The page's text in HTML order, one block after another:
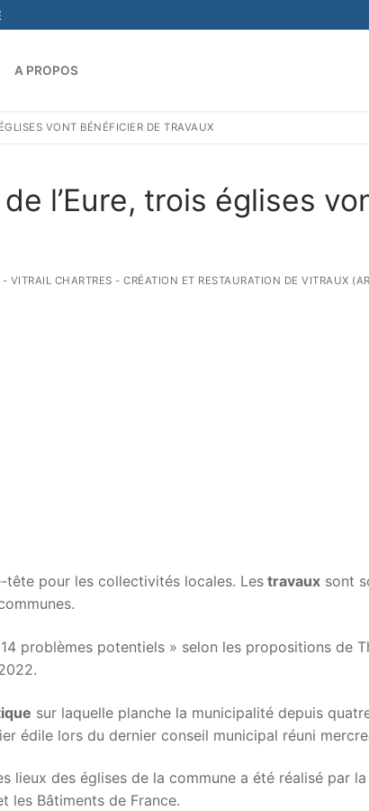
A PROPOS
VONT BÉNÉFICIER DE TRAVAUX
l’Eure, trois églises
- VITRAIL CHARTRES - CRÉATION ET RESTAURATION DE VITRAUX
tête pour les collectivités locales. Les travaux sont
problèmes potentiels » selon les propositions de
sur laquelle planche la municipalité depuis
édile lors du dernier conseil municipal réuni
lieux des églises de la commune a été réalisé par
les Bâtiments de France.